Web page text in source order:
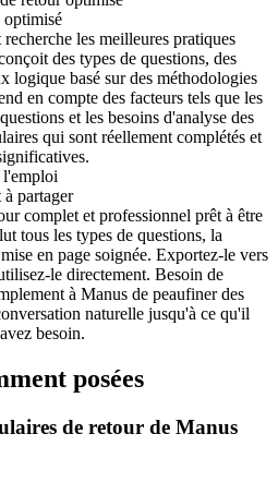
les meilleures pratiques
des types de questions, des
logique basé sur des méthodologies
en compte des facteurs tels que les
et les besoins d'analyse des
qui sont réellement complétés et
partager
complet et professionnel prêt à être
tous les types de questions, la
en page soignée. Exportez-le vers
le directement. Besoin de
à Manus de peaufiner des
naturelle jusqu'à ce qu'il
besoin.
posées
de retour de Manus